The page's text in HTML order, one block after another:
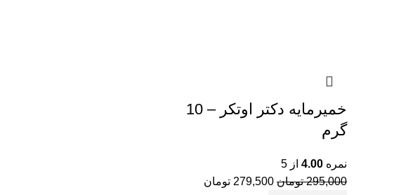
خمیرمایه دکتر اوتکر – 10
گرم
نمره 4.00 از 5
295,000 تومان 279,500 تومان